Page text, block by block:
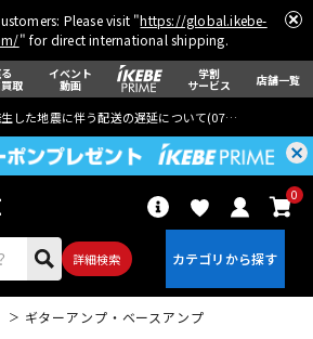
Please visit "https://global.ikebe-
" for direct international shipping.
取
イベント
動画
学割
サービス 店舗一覧
生した地震に伴う配送の遅延について(07月29日
詳細検索
0
ギターアンプ・ベースアンプ